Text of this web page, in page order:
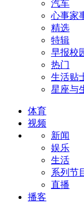
汽车
心事家
精选
特辑
早报校
热门
生活贴
星座与
体育
视频
新闻
娱乐
生活
系列节
直播
播客